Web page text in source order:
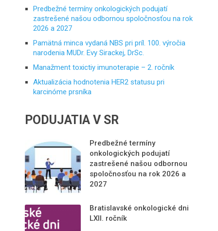
Predbežné termíny onkologických podujatí
zastrešené našou odbornou spoločnosťou na rok
2026 a 2027
Pamätná minca vydaná NBS pri príl. 100. výročia
narodenia MUDr. Evy Sirackej, DrSc.
Manažment toxictiy imunoterapie – 2. ročník
Aktualizácia hodnotenia HER2 statusu pri
karcinóme prsníka
PODUJATIA V SR
Predbežné termíny
onkologických podujatí
zastrešené našou odbornou
spoločnosťou na rok 2026 a
2027
Bratislavské onkologické dni
LXII. ročník